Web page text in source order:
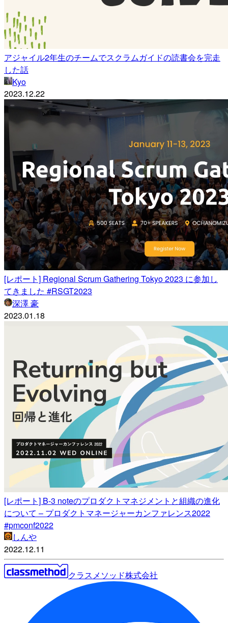
アジャイル2年生のチームでスクラムガイドの読書会を完走
した話
Kyo
2023.12.22
[レポート] Regional Scrum Gathering Tokyo 2023 に参加し
てきました #RSGT2023
深澤 豪
2023.01.18
[レポート] B-3 noteのプロダクトマネジメントと組織の進化
について – プロダクトマネージャーカンファレンス2022
#pmconf2022
しんや
2022.12.11
クラスメソッド株式会社